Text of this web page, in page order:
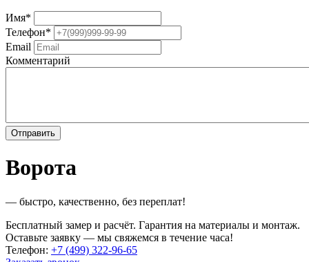
Имя*
Телефон*
Email
Комментарий
Ворота
— быстро, качественно, без переплат!
Бесплатный замер и расчёт. Гарантия на материалы и монтаж.
Оставьте заявку — мы свяжемся в течение часа!
Телефон: +7 (499) 322-96-65